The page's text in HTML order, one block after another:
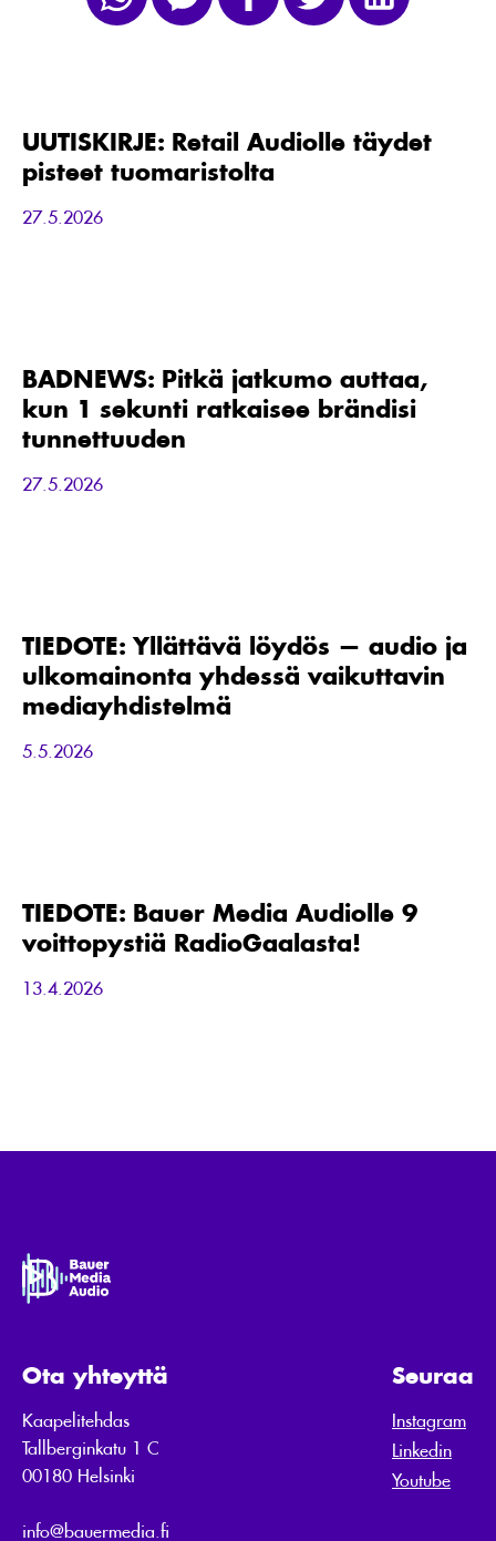
täydet
pisteet
tuomaristolta
UUTISKIRJE: Retail Audiolle täydet
pisteet tuomaristolta
27.5.2026
auttaa,
kun
1
sekunti
ratkaisee
brändisi
tunnettuuden
BADNEWS: Pitkä jatkumo auttaa,
kun 1 sekunti ratkaisee brändisi
tunnettuuden
27.5.2026
—
audio
ja
ulkomainonta
yhdessä
vaikuttavin
mediayhdistelmä
TIEDOTE: Yllättävä löydös — audio ja
ulkomainonta yhdessä vaikuttavin
mediayhdistelmä
5.5.2026
Audiolle
9
voittopystiä
TIEDOTE: Bauer Media Audiolle 9
voittopystiä RadioGaalasta!
13.4.2026
Ota yhteyttä
Kaapelitehdas
Tallberginkatu 1 C
00180 Helsinki
info@bauermedia.fi
Seuraa
Instagram
Linkedin
Youtube